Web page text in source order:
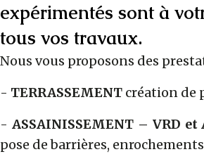
expérimentés sont à
tous vos travaux.
Nous vous proposons des
- TERRASSEMENT création de
- ASSAINISSEMENT – VRD et
pose de barrières,